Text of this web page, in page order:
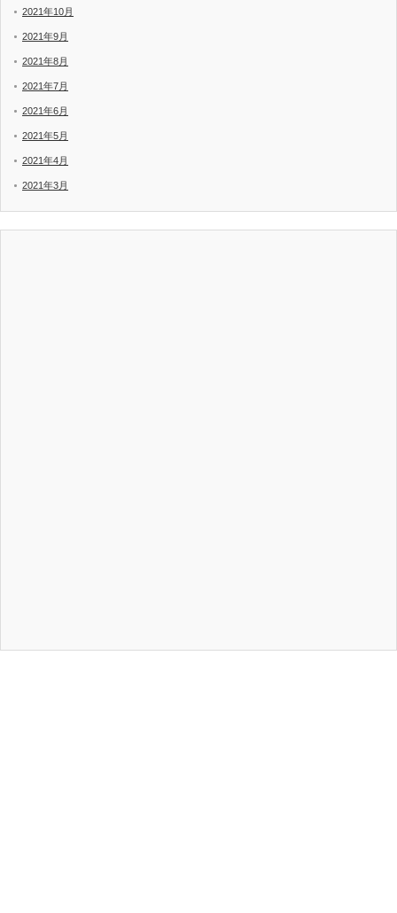
2021年10月
2021年9月
2021年8月
2021年7月
2021年6月
2021年5月
2021年4月
2021年3月